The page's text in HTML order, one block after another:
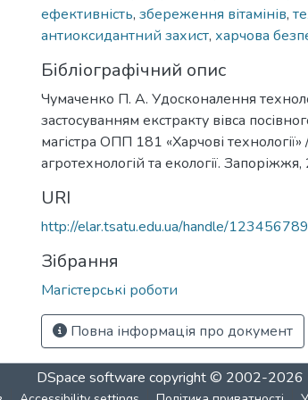
ефективність, збереження вітамінів,
антиоксидантний захист, харчова
Бібліографічний опис
Чумаченко П. А. Удосконалення
застосуванням екстракту вівса
магістра ОПП 181 «Харчові
агротехнологій та екології.
URI
http://elar.tsatu.edu.ua/handle/
Зібрання
Магістерські роботи
Повна інформація про документ
DSpace software copyright © 2002-2026